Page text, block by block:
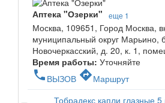
Аптека "Озерки" еще 1
Москва, 109651, Город Москва,
муниципальный округ Марьино,
Новочеркасский, д. 20, к. 1,
Время работы: Уточняйте
phone ВЫЗОВ directionsМаршрут
Тобрадекс капли глазные